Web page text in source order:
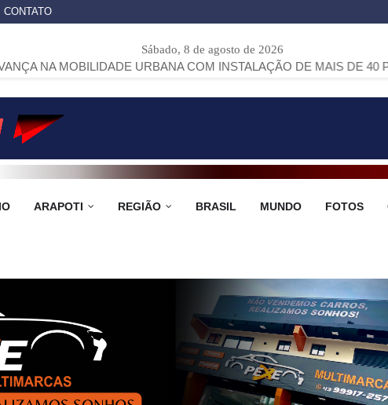
CONTATO
Sábado, 8 de agosto de 2026
URBANA COM INSTALAÇÃO DE MAIS DE 40 PONTOS DE
ARAPOTI REGIÃO BRASIL MUNDO FOTOS